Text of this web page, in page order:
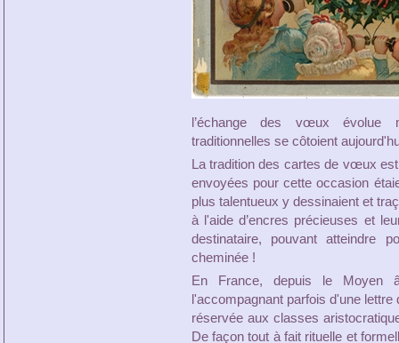
l’échange des vœux évolue
traditionnelles se côtoient
La tradition des cartes de vœux
envoyées pour cette occasion
plus talentueux y dessinaient et
à l'aide d’encres précieuses et
destinataire, pouvant atteindre
cheminée !
En France, depuis le Moyen
l'accompagnant parfois d'une
réservée aux classes
De façon tout à fait rituelle et